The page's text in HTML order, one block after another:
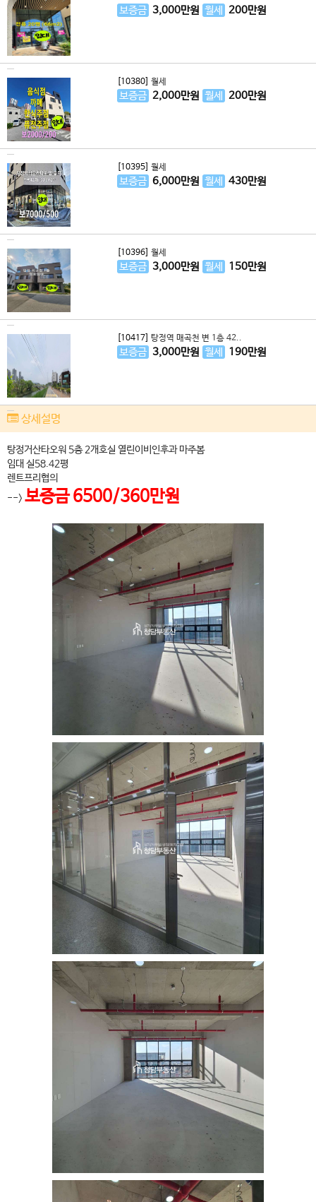
보증금 3,000만원 월세 200만원
[10380] 월세
보증금 2,000만원 월세 200만원
[10395] 월세
보증금 6,000만원 월세 430만원
[10396] 월세
보증금 3,000만원 월세 150만원
[10417] 탕정역 매곡천 변 1층 42..
보증금 3,000만원 월세 190만원
상세설명
탕정거산타오워 5층 2개호실 열린이비인후과 마주봄
임대 실58.42평
렌트프리협의
--> 보증금 6500/360만원